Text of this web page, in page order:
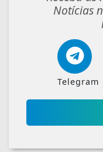
Notícias
Telegram